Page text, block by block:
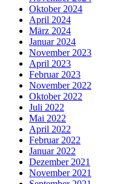
Oktober 2024
April 2024
März 2024
Januar 2024
November 2023
April 2023
Februar 2023
November 2022
Oktober 2022
Juli 2022
Mai 2022
April 2022
Februar 2022
Januar 2022
Dezember 2021
November 2021